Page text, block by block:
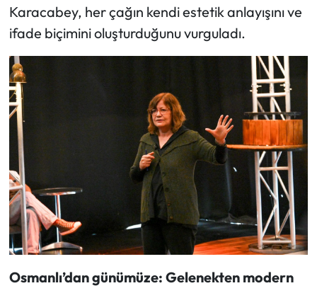
Karacabey, her çağın kendi estetik anlayışını ve
ifade biçimini oluşturduğunu vurguladı.
Osmanlı’dan günümüze: Gelenekten modern